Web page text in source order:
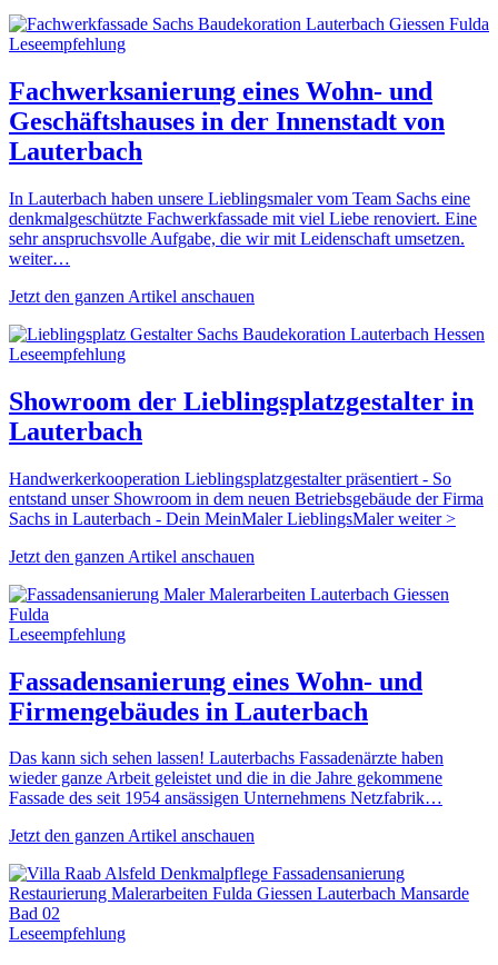
Leseempfehlung
Fachwerksanierung eines Wohn- und
Geschäftshauses in der Innenstadt von
Lauterbach
In Lauterbach haben unsere Lieblingsmaler vom Team Sachs eine
denkmalgeschützte Fachwerkfassade mit viel Liebe renoviert. Eine
sehr anspruchsvolle Aufgabe, die wir mit Leidenschaft umsetzen.
weiter…
Jetzt den ganzen Artikel anschauen
Leseempfehlung
Showroom der Lieblingsplatzgestalter in
Lauterbach
Handwerkerkooperation Lieblingsplatzgestalter präsentiert - So
entstand unser Showroom in dem neuen Betriebsgebäude der Firma
Sachs in Lauterbach - Dein MeinMaler LieblingsMaler weiter >
Jetzt den ganzen Artikel anschauen
Leseempfehlung
Fassadensanierung eines Wohn- und
Firmengebäudes in Lauterbach
Das kann sich sehen lassen! Lauterbachs Fassadenärzte haben
wieder ganze Arbeit geleistet und die in die Jahre gekommene
Fassade des seit 1954 ansässigen Unternehmens Netzfabrik…
Jetzt den ganzen Artikel anschauen
Leseempfehlung